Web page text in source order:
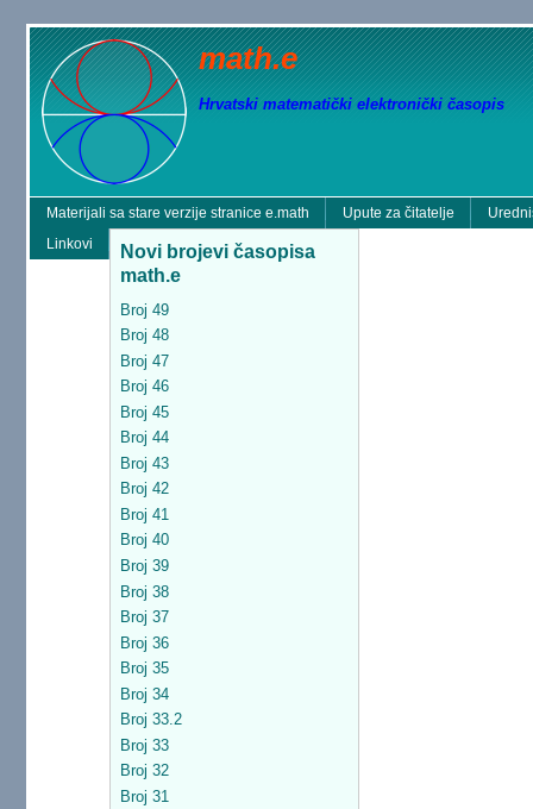
math.e
Hrvatski matematički elektronički časopis
Materijali sa stare verzije stranice e.math Upute za čitatelje
Linkovi
Novi brojevi časopisa
math.e
Broj 49
Broj 48
Broj 47
Broj 46
Broj 45
Broj 44
Broj 43
Broj 42
Broj 41
Broj 40
Broj 39
Broj 38
Broj 37
Broj 36
Broj 35
Broj 34
Broj 33.2
Broj 33
Broj 32
Broj 31